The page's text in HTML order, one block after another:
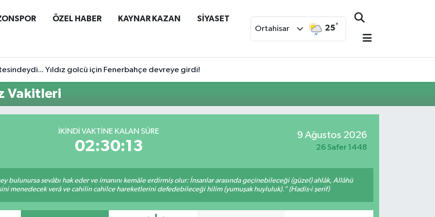
ÖZEL HABER KAYNAR KAZAN SİYASET
Ortahisar 25°
Yıldız golcü için Fenerbahçe devreye girdi!
Vakitleri
İKINDI VAKTINE KALAN SÜRE
02:30:12
9 Ağustos 2026
26 Safer 1448
bulunursa sevâbı hak eder ve imanını kemâle erdirmiş olur: İnsanlar arasında geçinebileceği (güzel) ahlâk, Allâhü
menedecek verâ ve cahilin cahilce hareketlerini defedebileceği hilim (yumuşak huyluluk)." (Hadis-i şerif)